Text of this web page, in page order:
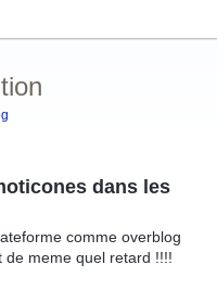
dans les
comme overblog
de meme quel retard !!!!